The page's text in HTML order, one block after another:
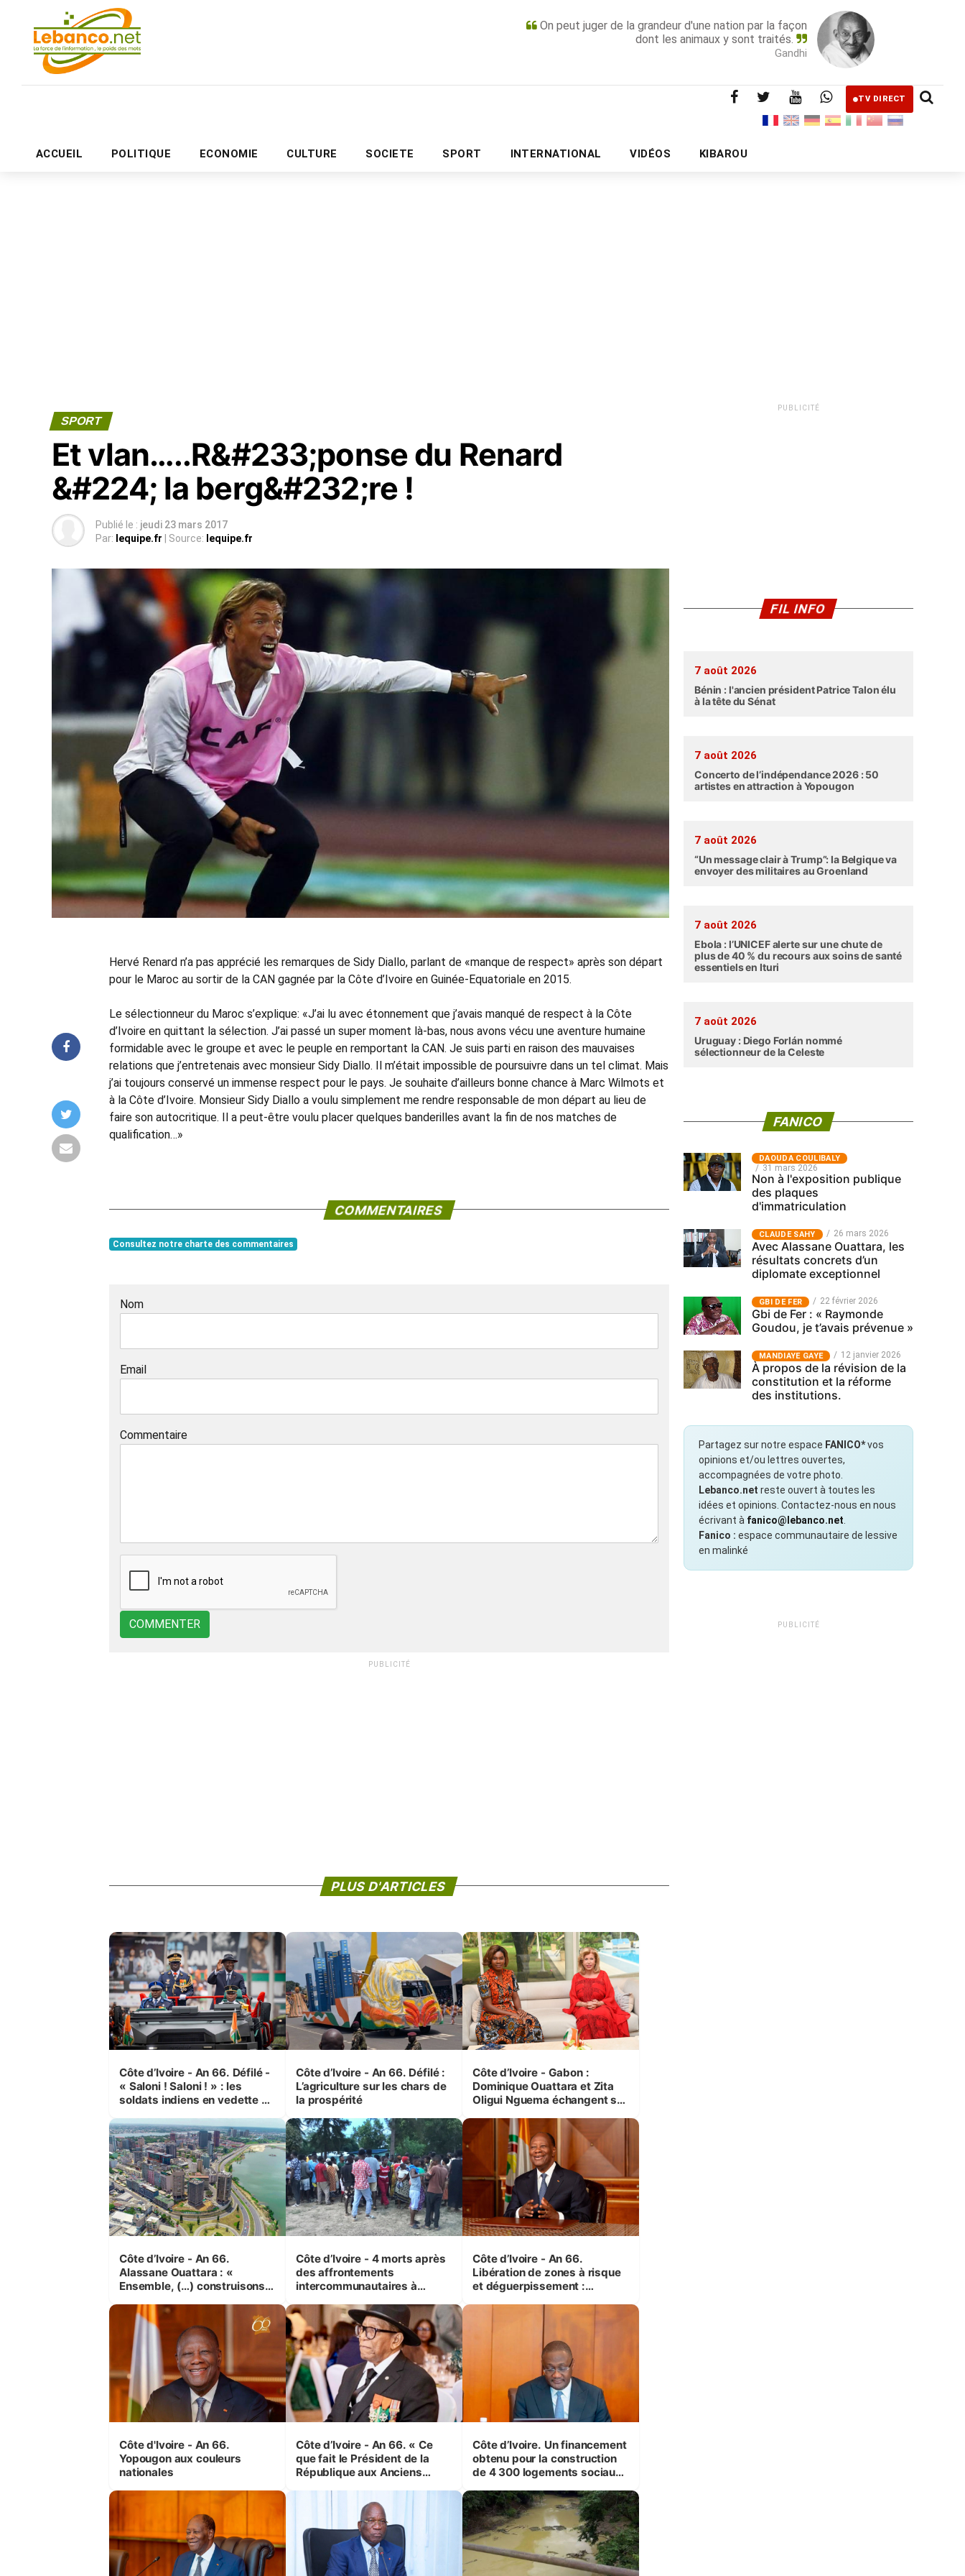
On peut juger de la grandeur d'une nation par la façon
dont les animaux y sont traités.
Gandhi
TV DIRECT
ACCUEIL POLITIQUE ECONOMIE CULTURE SOCIETE SPORT INTERNATIONAL VIDÉOS KIBAROU
PUBLICITÉ
SPORT
Et vlan…..R&#233;ponse du Renard
&#224; la berg&#232;re !
Publié le : jeudi 23 mars 2017
Par: lequipe.fr | Source: lequipe.fr
Hervé Renard n’a pas apprécié les remarques de Sidy Diallo, parlant de «manque de respect» après son départ
pour le Maroc au sortir de la CAN gagnée par la Côte d’Ivoire en Guinée-Equatoriale en 2015.
Le sélectionneur du Maroc s’explique: «J’ai lu avec étonnement que j’avais manqué de respect à la Côte
d’Ivoire en quittant la sélection. J’ai passé un super moment là-bas, nous avons vécu une aventure humaine
formidable avec le groupe et avec le peuple en remportant la CAN. Je suis parti en raison des mauvaises
relations que j’entretenais avec monsieur Sidy Diallo. Il m’était impossible de poursuivre dans un tel climat. Mais
j’ai toujours conservé un immense respect pour le pays. Je souhaite d’ailleurs bonne chance à Marc Wilmots et
à la Côte d’Ivoire. Monsieur Sidy Diallo a voulu simplement me rendre responsable de mon départ au lieu de
faire son autocritique. Il a peut-être voulu placer quelques banderilles avant la fin de nos matches de
qualification…»
COMMENTAIRES
Consultez notre charte des commentaires
Nom
Email
Commentaire
COMMENTER
PUBLICITÉ
PLUS D'ARTICLES
Côte d’Ivoire - An 66. Défilé -
« Saloni ! Saloni ! » : les
soldats indiens en vedette à
Côte d’Ivoire - An 66. Défilé :
L’agriculture sur les chars de
la prospérité
Côte d’Ivoire - Gabon :
Dominique Ouattara et Zita
Oligui Nguema échangent sur
femmes et des enfants
Côte d’Ivoire - An 66.
Alassane Ouattara : «
Ensemble, (…) construisons
mêmes et pour les
générations futures »
Côte d’Ivoire - 4 morts après
des affrontements
intercommunautaires à
correspondant au milieu des
sinistrés
Côte d’Ivoire - An 66.
Libération de zones à risque
et déguerpissement :
respect de l'Etat de droit pour
préserver les vies humaines
Côte d'Ivoire - An 66.
Yopougon aux couleurs
nationales
Côte d’Ivoire - An 66. « Ce
que fait le Président de la
République aux Anciens
(Cne Yassoungo Koné ®)
Côte d’Ivoire. Un financement
obtenu pour la construction
de 4 300 logements sociaux
Bouaké et Yamoussoukro
PUBLICITÉ
FIL INFO
7 août 2026
Bénin : l'ancien président Patrice Talon élu
à la tête du Sénat
7 août 2026
Concerto de l’indépendance 2026 : 50
artistes en attraction à Yopougon
7 août 2026
“Un message clair à Trump”: la Belgique va
envoyer des militaires au Groenland
7 août 2026
Ebola : l’UNICEF alerte sur une chute de
plus de 40 % du recours aux soins de santé
essentiels en Ituri
7 août 2026
Uruguay : Diego Forlán nommé
sélectionneur de la Celeste
FANICO
‎DAOUDA COULIBALY
31 mars 2026
Non à l'exposition publique
des plaques
d'immatriculation
CLAUDE SAHY 26 mars 2026
Avec Alassane Ouattara, les
résultats concrets d’un
diplomate exceptionnel
GBI DE FER 22 février 2026
Gbi de Fer : « Raymonde
Goudou, je t’avais prévenue »
MANDIAYE GAYE 12 janvier 2026
À propos de la révision de la
constitution et la réforme
des institutions.
Partagez sur notre espace FANICO*vos
opinions et/ou lettres ouvertes,
accompagnées de votre photo.
Lebanco.net reste ouvert à toutes les
idées et opinions. Contactez-nous en nous
écrivant à fanico@lebanco.net
Fanico : espace communautaire de lessive
en malinké
PUBLICITÉ